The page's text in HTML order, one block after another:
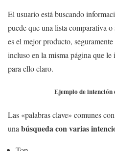
El usuario está buscando
puede que una lista comparativa
es el mejor producto,
incluso en la misma página que
para ello claro.
Ejemplo de intención
Las «palabras clave» comunes
una búsqueda con varias